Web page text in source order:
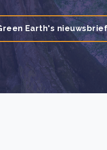
Earth's